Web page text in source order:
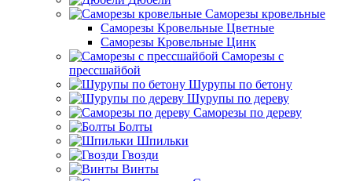
Саморезы кровельные
Саморезы Кровельные Цветные
Саморезы Кровельные Цинк
Саморезы с
прессшайбой
Шурупы по бетону
Шурупы по дереву
Саморезы по дереву
Болты
Шпильки
Гвозди
Винты